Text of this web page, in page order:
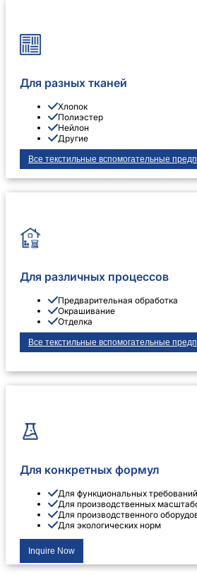
Для разных тканей
Хлопок
Полиэстер
Нейлон
Другие
Все текстильные вспомогательные
Для различных процессов
Предварительная обработка
Окрашивание
Отделка
Все текстильные вспомогательные
Для конкретных формул
Для функциональных требований
Для производственных
Для производственного
Для экологических норм
Inquire Now